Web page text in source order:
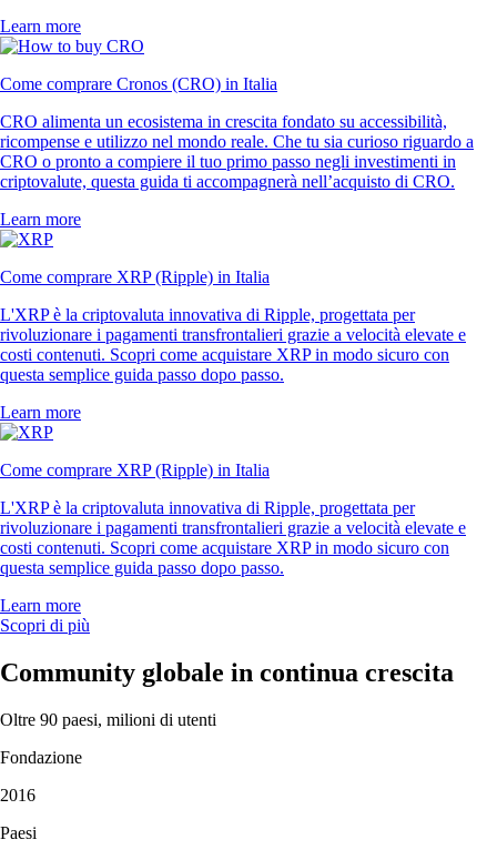
Learn more
Come comprare Cronos (CRO) in Italia
CRO alimenta un ecosistema in crescita fondato su accessibilità,
ricompense e utilizzo nel mondo reale. Che tu sia curioso riguardo a
CRO o pronto a compiere il tuo primo passo negli investimenti in
criptovalute, questa guida ti accompagnerà nell’acquisto di CRO.
Learn more
Come comprare XRP (Ripple) in Italia
L'XRP è la criptovaluta innovativa di Ripple, progettata per
rivoluzionare i pagamenti transfrontalieri grazie a velocità elevate e
costi contenuti. Scopri come acquistare XRP in modo sicuro con
questa semplice guida passo dopo passo.
Learn more
Come comprare XRP (Ripple) in Italia
L'XRP è la criptovaluta innovativa di Ripple, progettata per
rivoluzionare i pagamenti transfrontalieri grazie a velocità elevate e
costi contenuti. Scopri come acquistare XRP in modo sicuro con
questa semplice guida passo dopo passo.
Learn more
Scopri di più
Community globale in continua crescita
Oltre 90 paesi, milioni di utenti
Fondazione
2016
Paesi